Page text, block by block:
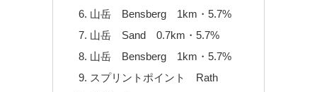
山岳 Bensberg 1km・5.7%
山岳 Sand 0.7km・5.7%
山岳 Bensberg 1km・5.7%
スプリントポイント Rath